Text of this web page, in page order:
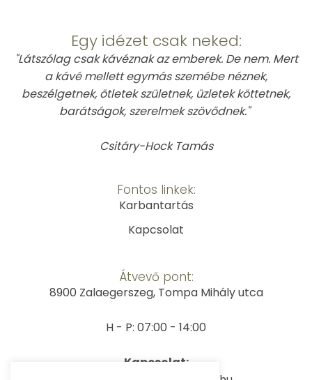
Egy idézet csak neked:
"Látszólag csak kávéznak az emberek. De nem. Mert
a kávé mellett egymás szemébe néznek,
beszélgetnek, ötletek születnek, üzletek köttetnek,
barátságok, szerelmek szövődnek."
Csitáry-Hock Tamás
Fontos linkek:
Karbantartás
Kapcsolat
Átvevő pont:
8900 Zalaegerszeg, Tompa Mihály utca
H - P: 07:00 - 14:00
Kapcsolat: